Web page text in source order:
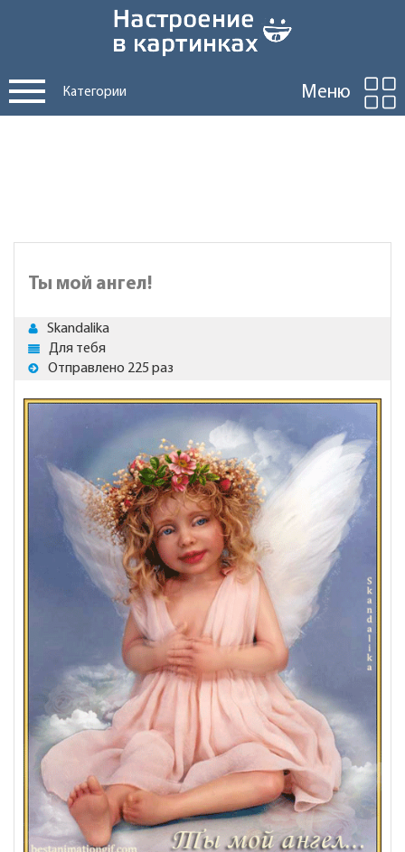
Категории Меню
Ты мой ангел!
Skandalika
Для тебя
Отправлено 225 раз